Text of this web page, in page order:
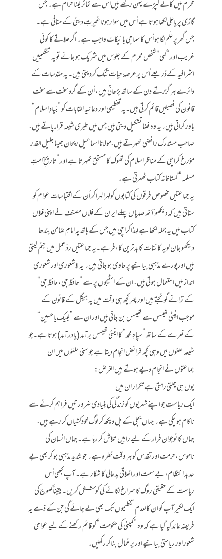
محرم میں کالے کپڑے پہن رکھے ہیں اُس سے ٹماٹر لینا حرام ہے۔ جس
گاڑی پر یاعلی لکھا ہوتا ہے اُس میں سوار ہونا غیرتِ دینی کے منافی ہے۔
جس گھر پر علَم لگا ہو اُس کا سماجی بائیکاٹ واجب ہے۔ اگر علاقے کا کوئی
غریب اور ”کمی“ شخص محرم کے جلوس میں شریک ہو جائے تو یہ تنظیمیں
اشرافیہ کے ذریعے اُس پر عرصۂ حیات تنگ کردیتی ہیں۔ یہ مقدسات کے
دائرے ہر گزرتے دن کے ساتھ بڑھاتی ہیں، اُن کے گرد سخت سے سخت
قانون کی فصیلیں قائم کرتی ہیں۔یہ تعظیمی اور دعائیہ القابات کو ”بنیادِ اسلام“
باور کراتی ہیں۔یہ وہ فضا تشکیل دیتی ہیں جس میں طبری شیعہ قرار پاتے ہیں،
صاحب مستدرک رافضی ٹھہرتے ہیں،مولانا اسماعیل ریحان جیسا جلیل القدر
مؤرخ کراچی کے مناظرِ اسلام کی تھوک کا مستحق ٹھہرتا ہے اور ”تاریخِ امتِ
مسلمہ“ گستاخانہ کتاب ٹھہرتی ہے۔
یہ جماعتیں مخصوص فرقوں کی کتابوں کو لہرا لہرا کر اُن کے اقتباسات عوام کو
سناتی ہیں کہ دیکھو آٹھ صدیاں پہلے ایران کے فلاں مصنف نے اپنی فلاں
کتاب میں یہ جملہ لکھا ہے لہذا کراچی میں جس کے ہاتھ پہ امامِ ضامن بندھا
دیکھو جان لو یہ کائنات کا بدترین کا،فر ہے۔یہ جماعتیں ردّعمل میں جنم لیتی
ہیں اورپورے مذہبی بیانیے پر حاوی ہو جاتی ہیں۔ یہ لاشعوری اور شعوری
انداز میں استعمال ہوتی ہیں، ان کے اسٹیجوں پر سے ”حافظ جی، حافظ جی“
کے ترانے گونجتے ہیں اور پھر کچھ ہی وقت میں یہ ہیگل کے قانون کے
موجب اینٹی تھیسس سے تھیسس بن جاتی ہیں اور ان سے ”لبیک یا حسین“
کے نعرے کے ساتھ ”سپاہِ محمد“ کا اینٹی تھیسس برآمد (یا درآمد) ہوتا ہے۔جو
شیعہ حلقوں میں وہی کچھ فرائض انجام دیتا ہے جو سنی حلقوں میں ان
جماعتوں نے انجام دیے ہوتے ہیں الغرض:
یوں ہی چلتی رہتی ہے تکرار ان میں
ایک ریاست جو اپنے شہریوں کو زندگی کی بنیادی ضرورتیں فراہم کرنے سے
ناکام ہو چکی ہے۔ جہاں بجلی کے بل دیکھ کر لوگ خودکشیاں کر رہے ہیں،
جہاں کا نوجوان فرار کے لیے راہیں تلاش کر رہا ہے۔ جہاں انسان کی
ناموس،حرمت اور تقدس کو ہر وقت خطرہ ہے۔ جو شدید مذہبی ہو کر بھی بے
حد بد انتظام، بے سمت اور اخلاقی بدحالی کا شکار ہے۔ آپ کبھی اُس
ریاست کے حقیقی روگ کا سراغ لگانے کی کوشش کریں۔ یقیناًکھوج کی
ایک لکیر آپ کو ان کالعدم تنظیموں تک بھی لے جائے گی جن کے ذمے یہ
فریضہ عائد کیا گیا ہے کہ وہ ”کمپنی کی حکومت“ کو قائم رکھنے کے لیے عوامی
شعور اور ریاستی بیانیے اور یرغمال بنا کر رکھیں۔